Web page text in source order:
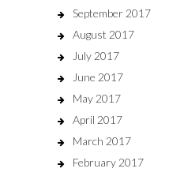
September 2017
August 2017
July 2017
June 2017
May 2017
April 2017
March 2017
February 2017